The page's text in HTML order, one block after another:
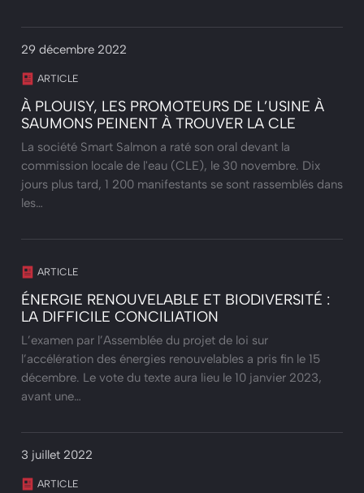
29 décembre 2022
ARTICLE
À PLOUISY, LES PROMOTEURS DE L’USINE À
SAUMONS PEINENT À TROUVER LA CLE
La société Smart Salmon a raté son oral devant la
commission locale de l'eau (CLE), le 30 novembre. Dix
jours plus tard, 1 200 manifestants se sont rassemblés dans
les…
ARTICLE
ÉNERGIE RENOUVELABLE ET BIODIVERSITÉ :
LA DIFFICILE CONCILIATION
L’examen par l’Assemblée du projet de loi sur
l’accélération des énergies renouvelables a pris fin le 15
décembre. Le vote du texte aura lieu le 10 janvier 2023,
avant une…
3 juillet 2022
ARTICLE